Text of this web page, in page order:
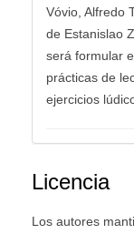
Vóvio, Alfredo
de Estanislao
será formular
prácticas de
ejercicios
Licencia
Los autores